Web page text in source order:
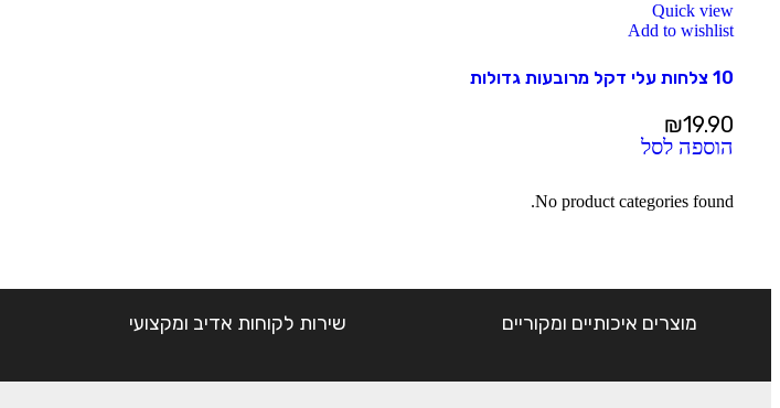
Quick view
Add to wishlist
10 צלחות עלי דקל מרובעות גדולות
₪19.90
הוספה לסל
No product categories found.
מוצרים איכותיים ומקוריים שירות לקוחות אדיב ומקצועי